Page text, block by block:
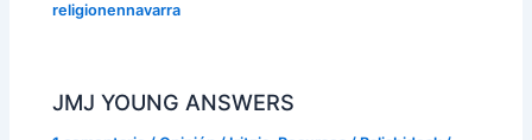
religionennavarra
JMJ YOUNG ANSWERS